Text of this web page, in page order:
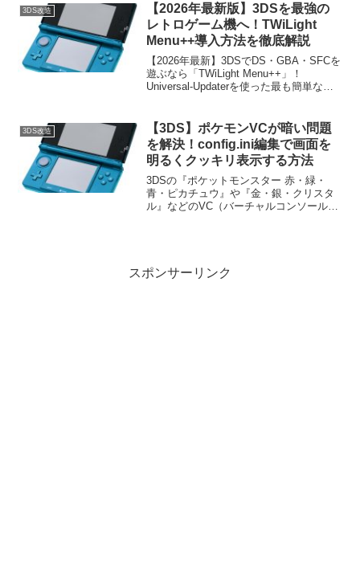
持を集めています。しかし、Azaharを利
用す...
3DS改造
【2026年最新版】3DSを最強の
レトロゲーム機へ！TWiLight
Menu++導入方法を徹底解説
【2026年最新】3DSでDS・GBA・SFCを
遊ぶなら「TWiLight Menu++」！
Universal-Updaterを使った最も簡単な導
記事を読めば、あなたの3DSが最強のレ
トロゲーム機に進化します。
3DS改造
【3DS】ポケモンVCが暗い問題
を解決！config.ini編集で画面を
明るくクッキリ表示する方法
3DSの『ポケットモンスター 赤・緑・
青・ピカチュウ』や『金・銀・クリスタ
ル』などのVC（バーチャルコンソール）
方法を分かりやすく解説します！
スポンサーリンク